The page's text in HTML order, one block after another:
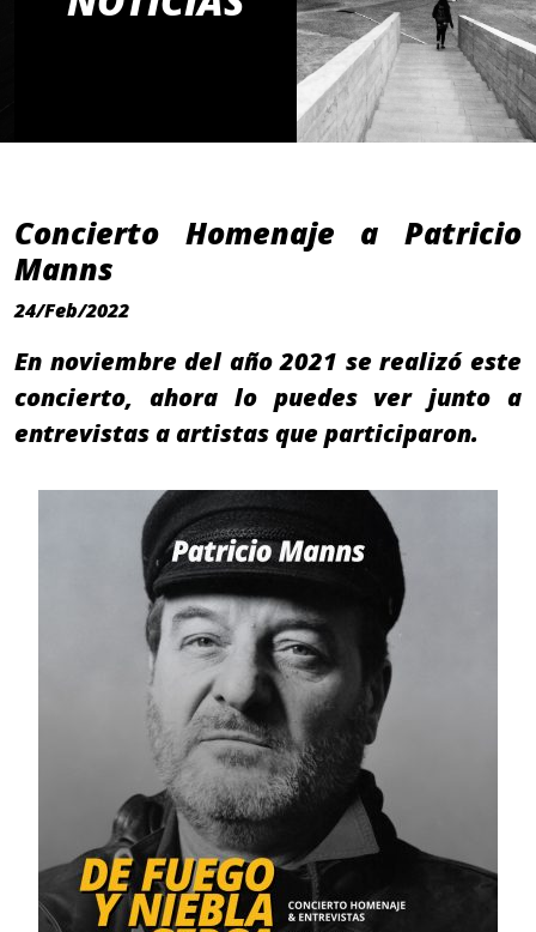
Concierto Homenaje a Patricio
Manns
24/Feb/2022
En noviembre del año 2021 se realizó este
concierto, ahora lo puedes ver junto a
entrevistas a artistas que participaron.